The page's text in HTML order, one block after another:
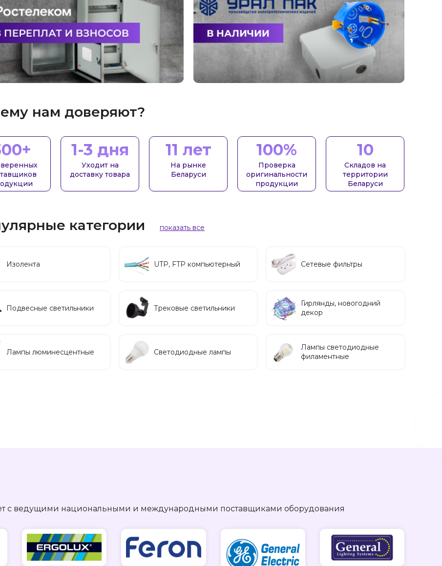
нам доверяют?
1-3 дня
Уходит на
доставку товара
11 лет
На рынке
Беларуси
100%
Проверка
оригинальности
продукции
10
Складов на
территории
Беларуси
категории показать все
Изолента UTP, FTP компьютерный Сетевые фильтры
Подвесные светильники Трековые светильники
Гирлянды, новогодний
декор
Лампы люминесцентные Светодиодные лампы
Лампы светодиодные
филаментные
с ведущими национальными и международными поставщиками оборудования